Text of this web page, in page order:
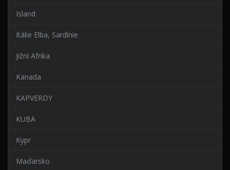
Island
Itálie Elba, Sardínie
Jižní Afrika
Kanada
KAPVERDY
KUBA
Kypr
Maďarsko